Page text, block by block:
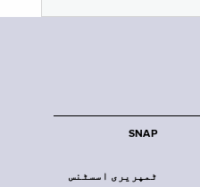
SNAP
ٹمپریری اسسٹنس